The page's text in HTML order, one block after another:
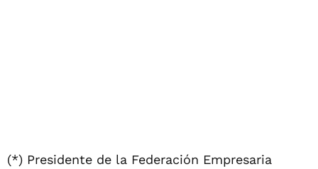
(*) Presidente de la Federación Empresaria